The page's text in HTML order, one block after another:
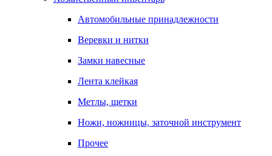
Автомобильные принадлежности
Веревки и нитки
Замки навесные
Лента клейкая
Метлы, щетки
Ножи, ножницы, заточной инструмент
Прочее